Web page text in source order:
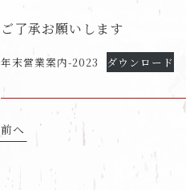
ご了承お願いします
年末営業案内-2023 ダウンロード
前へ